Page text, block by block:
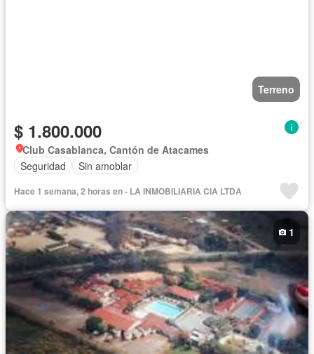
Terreno
$ 1.800.000
Club Casablanca, Cantón de Atacames
Seguridad
Sin amoblar
Hace 1 semana, 2 horas en - LA INMOBILIARIA CIA LTDA
1